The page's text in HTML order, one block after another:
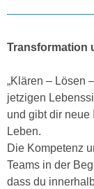
Transformation
„Klären – Lösen
jetzigen
und gibt dir neue
Leben.
Die Kompetenz
Teams in der
dass du